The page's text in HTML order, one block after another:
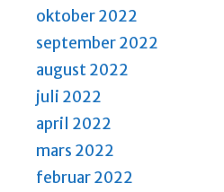
oktober 2022
september 2022
august 2022
juli 2022
april 2022
mars 2022
februar 2022